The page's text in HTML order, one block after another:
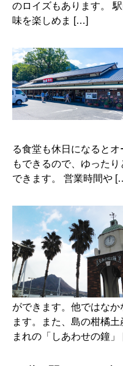
のロイズもあります。
味を楽しめま […]
る食堂も休日になると
もできるので、ゆった
できます。 営業時間や
ができます。他ではな
ます。また、島の柑橘
まれの「しあわせの鐘